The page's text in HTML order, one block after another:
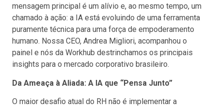
mensagem principal é um alívio e, ao mesmo tempo, um
chamado à ação: a IA está evoluindo de uma ferramenta
puramente técnica para uma força de empoderamento
humano. Nossa CEO, Andrea Migliori, acompanhou o
painel e nós da Workhub destrinchamos os principais
insights para o mercado corporativo brasileiro.
Da Ameaça à Aliada: A IA que “Pensa Junto”
O maior desafio atual do RH não é implementar a